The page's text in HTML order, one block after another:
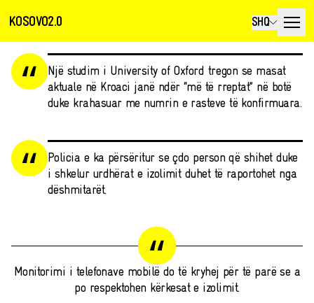
KOSOVO2.0 SHQ
Një studim i University of Oxford tregon se masat
aktuale në Kroaci janë ndër “më të rreptat” në botë
duke krahasuar me numrin e rasteve të konfirmuara.
Policia e ka përsëritur se çdo person që shihet duke
i shkelur urdhërat e izolimit duhet të raportohet nga
dëshmitarët.
Monitorimi i telefonave mobilë do të kryhej për të parë se a
po respektohen kërkesat e izolimit.